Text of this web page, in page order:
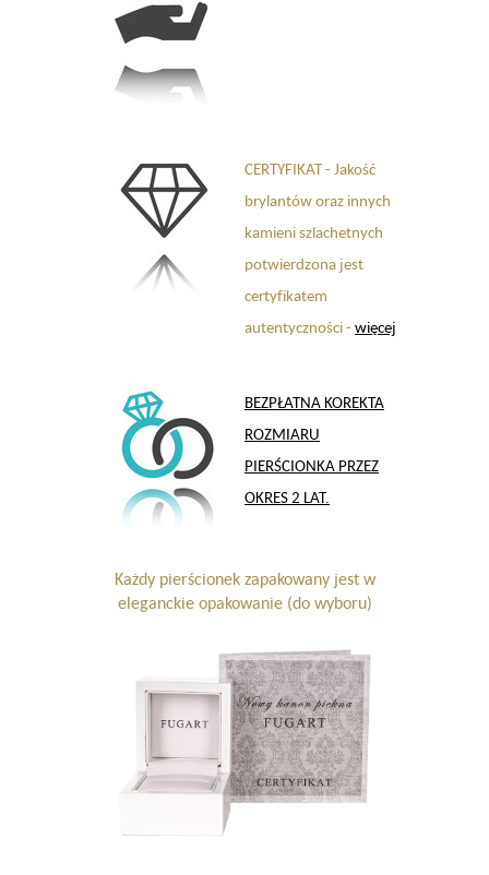
CERTYFIKAT - Jakość
brylantów oraz innych
kamieni szlachetnych
potwierdzona jest
certyfikatem
autentyczności - więcej
BEZPŁATNA KOREKTA
ROZMIARU
PIERŚCIONKA PRZEZ
OKRES 2 LAT.
Każdy pierścionek zapakowany jest w
eleganckie opakowanie (do wyboru)